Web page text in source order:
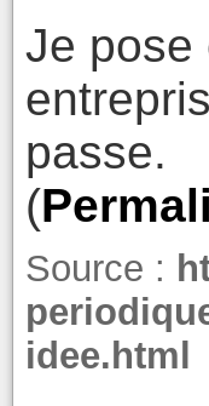
Je pose
passe.
(
Source :
idee.html